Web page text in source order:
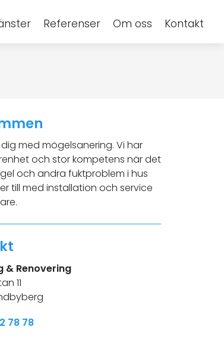
Referenser Om oss Kontakt
med mögelsanering. Vi har
och stor kompetens när det
och andra fuktproblem i hus
till med installation och service
& Renovering
11
78 78